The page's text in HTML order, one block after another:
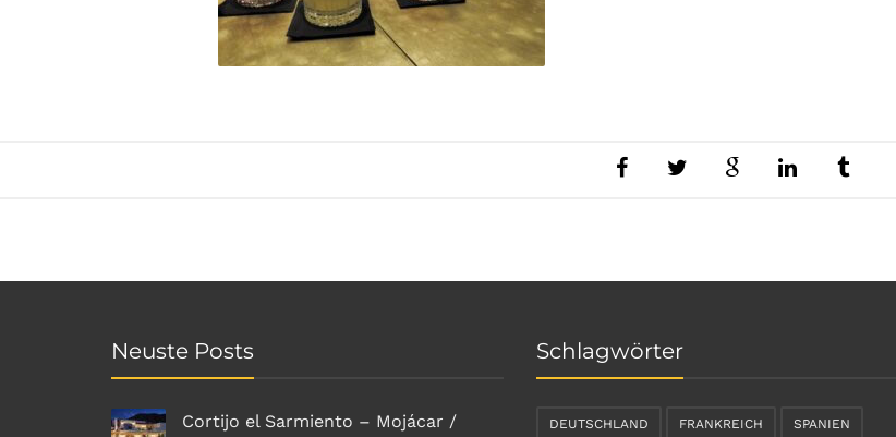
Neuste Posts
Cortijo el Sarmiento – Mojácar /
Schlagwörter
DEUTSCHLAND FRANKREICH SPANIEN